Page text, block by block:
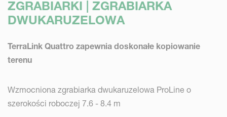
ZGRABIARKI | ZGRABIARKA
DWUKARUZELOWA
TerraLink Quattro zapewnia doskonałe kopiowanie
terenu
Wzmocniona zgrabiarka dwukaruzelowa ProLine o
szerokości roboczej 7.6 - 8.4 m